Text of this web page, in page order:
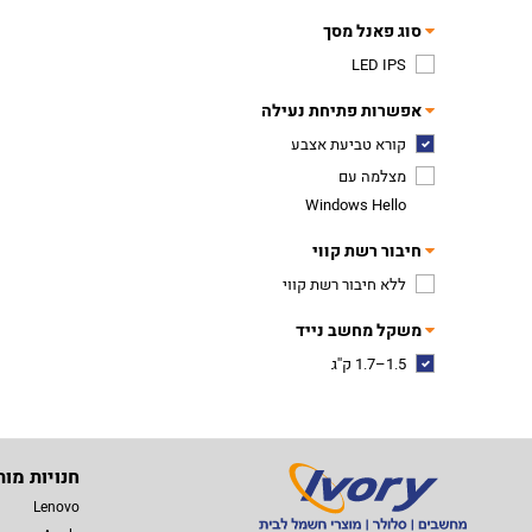
סוג פאנל מסך
LED IPS
אפשרות פתיחת נעילה
קורא טביעת אצבע
מצלמה עם
Windows Hello
חיבור רשת קווי
ללא חיבור רשת קווי
משקל מחשב נייד
1.5–1.7 ק''ג
חנויות
Lenovo